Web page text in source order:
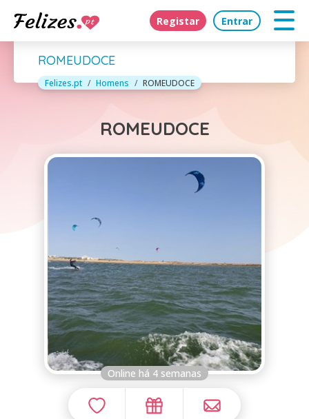
Registar Entrar
ROMEUDOCE
Felizes.pt Homens ROMEUDOCE
ROMEUDOCE
Online há 4 semanas